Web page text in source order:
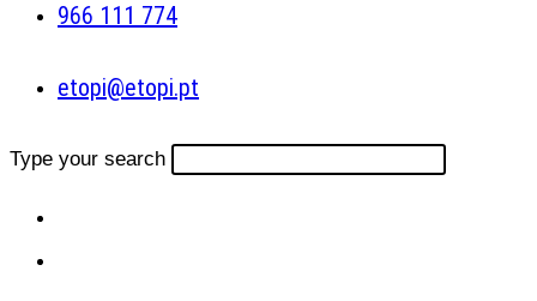
966 111 774
etopi@etopi.pt
Type your search